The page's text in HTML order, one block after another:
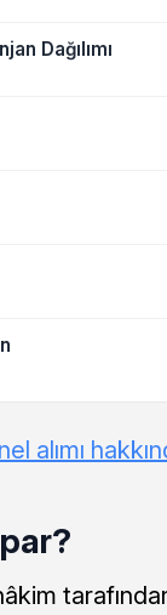
Dağılımı
alımı